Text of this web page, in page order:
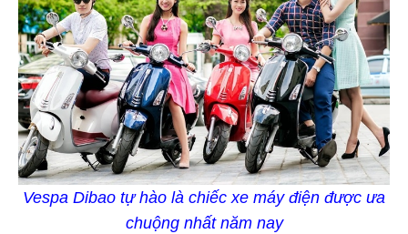
Vespa Dibao tự hào là chiếc xe máy điện được ưa
chuộng nhất năm nay